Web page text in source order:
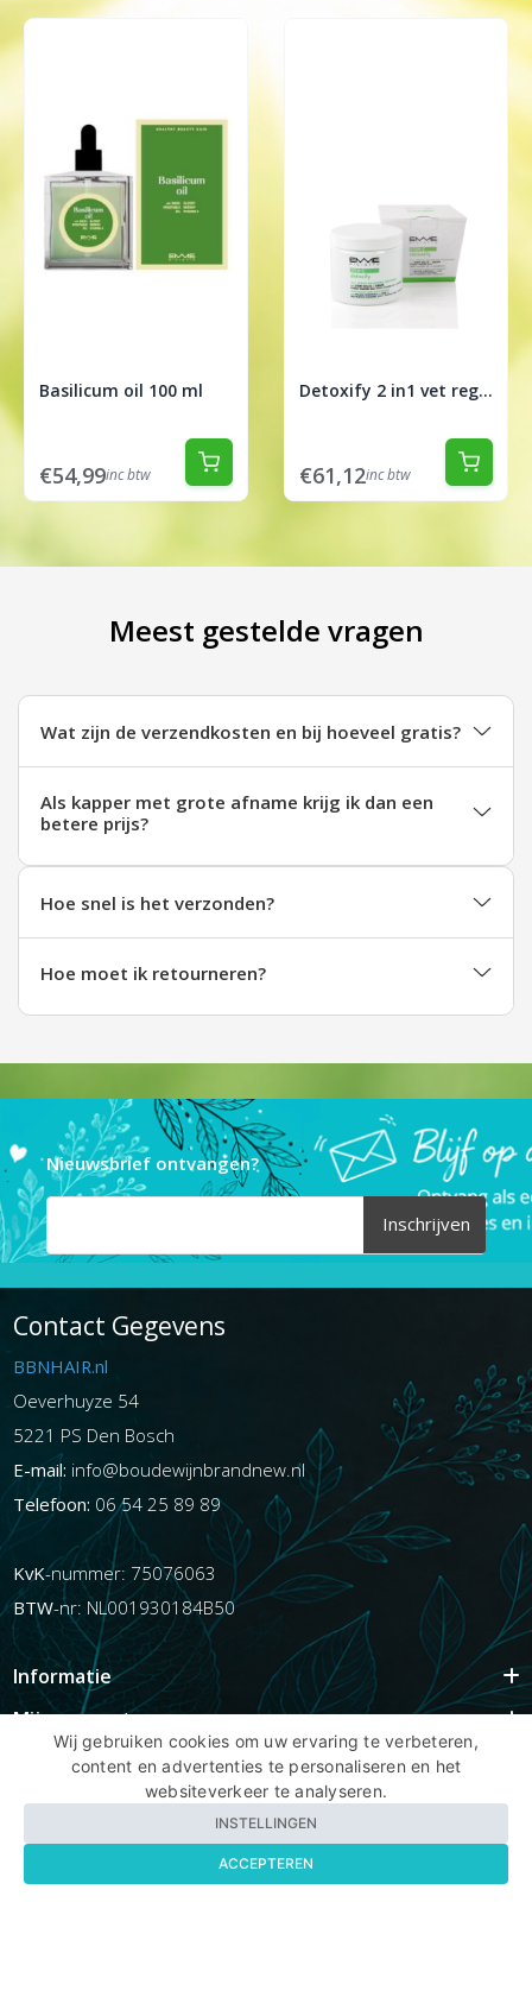
Basilicum oil 100 ml
€54,99inc btw
Detoxify 2 in1 vet regulerende treatment 200ml
€61,12inc btw
Meest gestelde vragen
Wat zijn de verzendkosten en bij hoeveel gratis?
Als kapper met grote afname krijg ik dan een
betere prijs?
Hoe snel is het verzonden?
Hoe moet ik retourneren?
Nieuwsbrief ontvangen?
Inschrijven
Contact Gegevens
BBNHAIR.nl
Oeverhuyze 54
5221 PS Den Bosch
E-mail: info@boudewijnbrandnew.nl
Telefoon: 06 54 25 89 89
KvK-nummer: 75076063
BTW-nr: NL001930184B50
Informatie
Mijn account
Populaire Tags
Wij gebruiken cookies om uw ervaring te verbeteren,
content en advertenties te personaliseren en het
websiteverkeer te analyseren.
INSTELLINGEN
ACCEPTEREN